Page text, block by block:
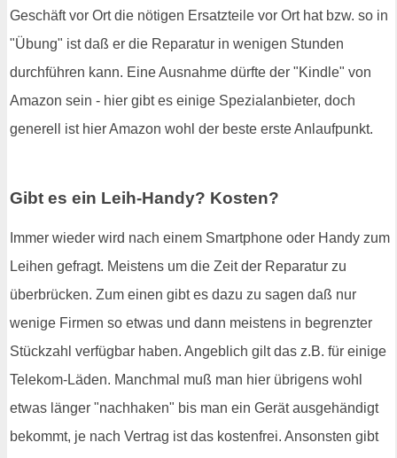
Geschäft vor Ort die nötigen Ersatzteile vor Ort hat bzw. so in
"Übung" ist daß er die Reparatur in wenigen Stunden
durchführen kann. Eine Ausnahme dürfte der "Kindle" von
Amazon sein - hier gibt es einige Spezialanbieter, doch
generell ist hier Amazon wohl der beste erste Anlaufpunkt.
Gibt es ein Leih-Handy? Kosten?
Immer wieder wird nach einem Smartphone oder Handy zum
Leihen gefragt. Meistens um die Zeit der Reparatur zu
überbrücken. Zum einen gibt es dazu zu sagen daß nur
wenige Firmen so etwas und dann meistens in begrenzter
Stückzahl verfügbar haben. Angeblich gilt das z.B. für einige
Telekom-Läden. Manchmal muß man hier übrigens wohl
etwas länger "nachhaken" bis man ein Gerät ausgehändigt
bekommt, je nach Vertrag ist das kostenfrei. Ansonsten gibt